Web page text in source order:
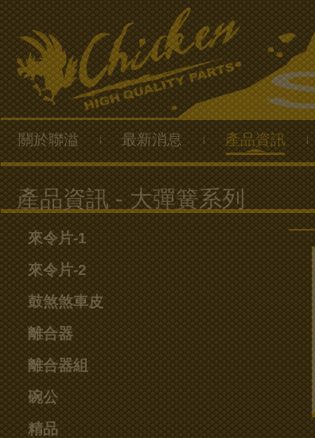
關於聯溢 | 最新消息 | 產品資訊 |
來令片-1
來令片-2
鼓煞煞車皮
離合器
離合器組
碗公
精品